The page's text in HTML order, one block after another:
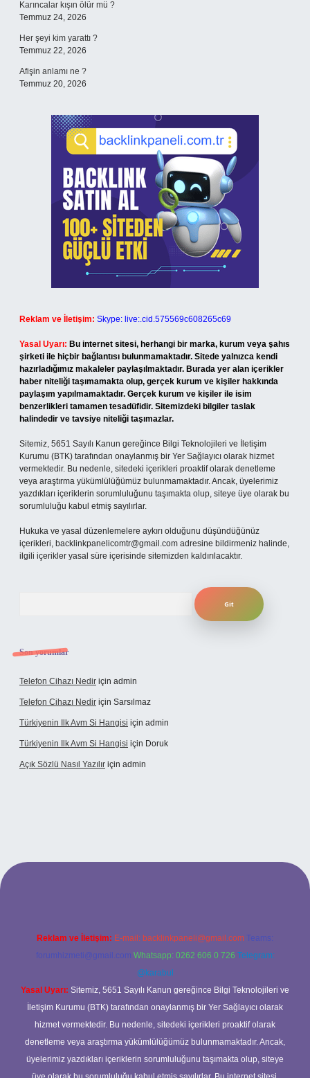
Karıncalar kışın ölür mü ?
Temmuz 24, 2026
Her şeyi kim yarattı ?
Temmuz 22, 2026
Afişin anlamı ne ?
Temmuz 20, 2026
Reklam ve İletişim: Skype: live:.cid.575569c608265c69
Yasal Uyarı: Bu internet sitesi, herhangi bir marka, kurum veya şahıs
şirketi ile hiçbir bağlantısı bulunmamaktadır. Sitede yalnızca kendi
hazırladığımız makaleler paylaşılmaktadır. Burada yer alan içerikler
haber niteliği taşımamakta olup, gerçek kurum ve kişiler hakkında
paylaşım yapılmamaktadır. Gerçek kurum ve kişiler ile isim
benzerlikleri tamamen tesadüfidir. Sitemizdeki bilgiler taslak
halindedir ve tavsiye niteliği taşımazlar.
Sitemiz, 5651 Sayılı Kanun gereğince Bilgi Teknolojileri ve İletişim
Kurumu (BTK) tarafından onaylanmış bir Yer Sağlayıcı olarak hizmet
vermektedir. Bu nedenle, sitedeki içerikleri proaktif olarak denetleme
veya araştırma yükümlülüğümüz bulunmamaktadır. Ancak, üyelerimiz
yazdıkları içeriklerin sorumluluğunu taşımakta olup, siteye üye olarak bu
sorumluluğu kabul etmiş sayılırlar.
Hukuka ve yasal düzenlemelere aykırı olduğunu düşündüğünüz
içerikleri, backlinkpanelicomtr@gmail.com adresine bildirmeniz halinde,
ilgili içerikler yasal süre içerisinde sitemizden kaldırılacaktır.
Son yorumlar
Telefon Cihazı Nedir için admin
Telefon Cihazı Nedir için Sarsılmaz
Türkiyenin Ilk Avm Si Hangisi için admin
Türkiyenin Ilk Avm Si Hangisi için Doruk
Açık Sözlü Nasıl Yazılır için admin
Reklam ve İletişim: E-mail: backlinkpaneli@gmail.com Teams:
forumhizmeti@gmail.com Whatsapp: 0262 606 0 726 Telegram:
@karabul
Yasal Uyarı: Sitemiz, 5651 Sayılı Kanun gereğince Bilgi Teknolojileri ve
İletişim Kurumu (BTK) tarafından onaylanmış bir Yer Sağlayıcı olarak
hizmet vermektedir. Bu nedenle, sitedeki içerikleri proaktif olarak
denetleme veya araştırma yükümlülüğümüz bulunmamaktadır. Ancak,
üyelerimiz yazdıkları içeriklerin sorumluluğunu taşımakta olup, siteye